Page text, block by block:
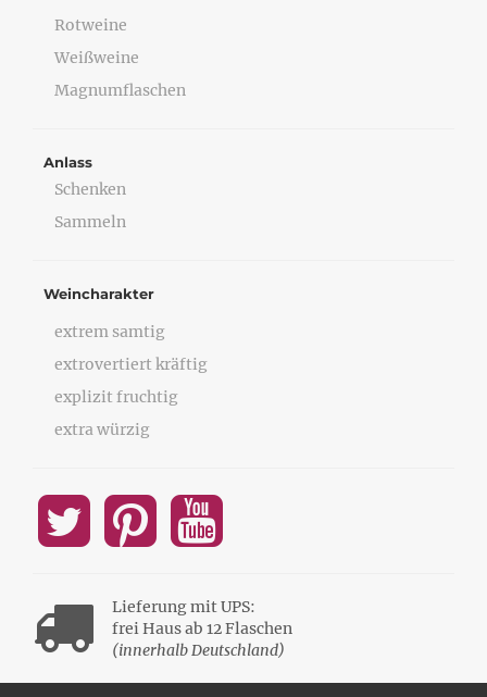
Rotweine
Weißweine
Magnumflaschen
Anlass
Schenken
Sammeln
Weincharakter
extrem samtig
extrovertiert kräftig
explizit fruchtig
extra würzig
Lieferung mit UPS:
frei Haus ab 12 Flaschen
(innerhalb Deutschland)